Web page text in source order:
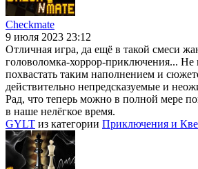
Checkmate
9 июля 2023 23:12
Отличная игра, да ещё в такой смеси
головоломка-хоррор-приключения... Не
похвастать таким наполнением и
действительно непредсказуемые и
Рад, что теперь можно в полной мере
в наше нелёгкое время.
GYLT из категории Приключения и